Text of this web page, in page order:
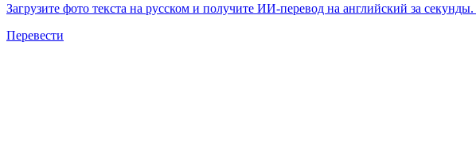
Загрузите фото текста на русском и получите ИИ-перевод на английский за
Перевести